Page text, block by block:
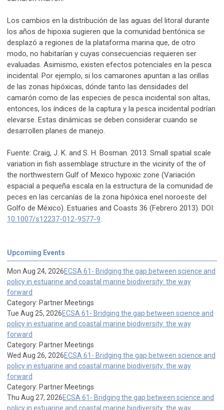
Los cambios en la distribución de las aguas del litoral durante
los años de hipoxia sugieren que la comunidad bentónica se
desplazó a regiones de la plataforma marina que, de otro
modo, no habitarían y cuyas consecuencias requieren ser
evaluadas. Asimismo, existen efectos potenciales en la pesca
incidental. Por ejemplo, si los camarones apuntan a las orillas
de las zonas hipóxicas, dónde tanto las densidades del
camarón como de las especies de pesca incidental son altas,
entonces, los índices de la captura y la pesca incidental podrían
elevarse. Estas dinámicas se deben considerar cuando se
desarrollen planes de manejo.
Fuente: Craig, J. K. and S. H. Bosman. 2013. Small spatial scale
variation in fish assemblage structure in the vicinity of the of
the northwestern Gulf of Mexico hypoxic zone (Variación
espacial a pequeña escala en la estructura de la comunidad de
peces en las cercanías de la zona hipóxica enel noroeste del
Golfo de México). Estuaries and Coasts 36 (Febrero 2013). DOI:
10.1007/s12237-012-9577-9.
Upcoming Events
Mon Aug 24, 2026ECSA 61- Bridging the gap between science and
policy in estuarine and coastal marine biodiversity: the way
forward
Category: Partner Meetings
Tue Aug 25, 2026ECSA 61- Bridging the gap between science and
policy in estuarine and coastal marine biodiversity: the way
forward
Category: Partner Meetings
Wed Aug 26, 2026ECSA 61- Bridging the gap between science and
policy in estuarine and coastal marine biodiversity: the way
forward
Category: Partner Meetings
Thu Aug 27, 2026ECSA 61- Bridging the gap between science and
policy in estuarine and coastal marine biodiversity: the way